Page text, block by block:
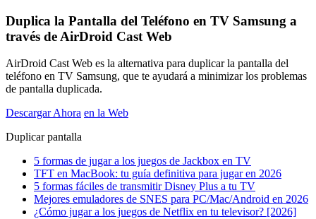
Duplica la Pantalla del Teléfono en TV Samsung a
través de AirDroid Cast Web
AirDroid Cast Web es la alternativa para duplicar la pantalla del
teléfono en TV Samsung, que te ayudará a minimizar los problemas
de pantalla duplicada.
Descargar Ahora en la Web
Duplicar pantalla
5 formas de jugar a los juegos de Jackbox en TV
TFT en MacBook: tu guía definitiva para jugar en 2026
5 formas fáciles de transmitir Disney Plus a tu TV
Mejores emuladores de SNES para PC/Mac/Android en 2026
¿Cómo jugar a los juegos de Netflix en tu televisor? [2026]